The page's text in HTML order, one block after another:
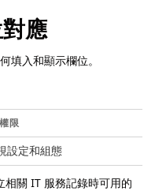
應
填入和顯示欄位。
限
設定和組態
相關 IT 服務記錄時可用的